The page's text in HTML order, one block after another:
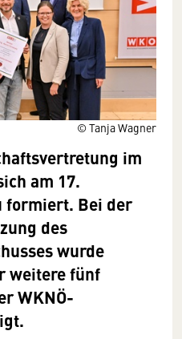
© Tanja Wagner
im
am 17.
formiert. Bei der
des
wurde
weitere fünf
WKNÖ-